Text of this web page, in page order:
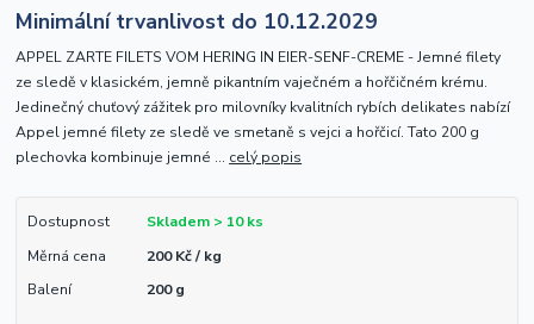
Minimální trvanlivost do 10.12.2029
APPEL ZARTE FILETS VOM HERING IN EIER-SENF-CREME - Jemné filety
ze sledě v klasickém, jemně pikantním vaječném a hořčičném krému.
Jedinečný chuťový zážitek pro milovníky kvalitních rybích delikates nabízí
Appel jemné filety ze sledě ve smetaně s vejci a hořčicí. Tato 200 g
plechovka kombinuje jemné ... celý popis
Dostupnost
Skladem > 10 ks
Měrná cena
200 Kč / kg
Balení
200 g